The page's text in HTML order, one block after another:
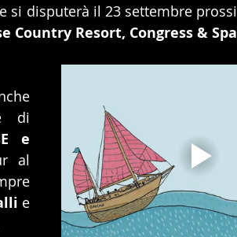
si disputerà il 23 settembre
Country Resort, Congress & Spa
di
e
al
e